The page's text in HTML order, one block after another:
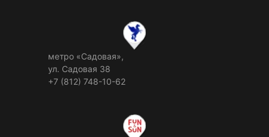
метро «Садовая»,
ул. Садовая 38
+7 (812) 748-10-62